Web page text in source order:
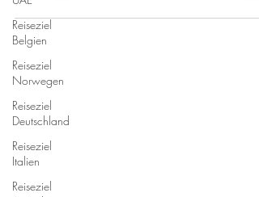
Reiseziel
Belgien
Reiseziel
Norwegen
Reiseziel
Deutschland
Reiseziel
Italien
Reiseziel